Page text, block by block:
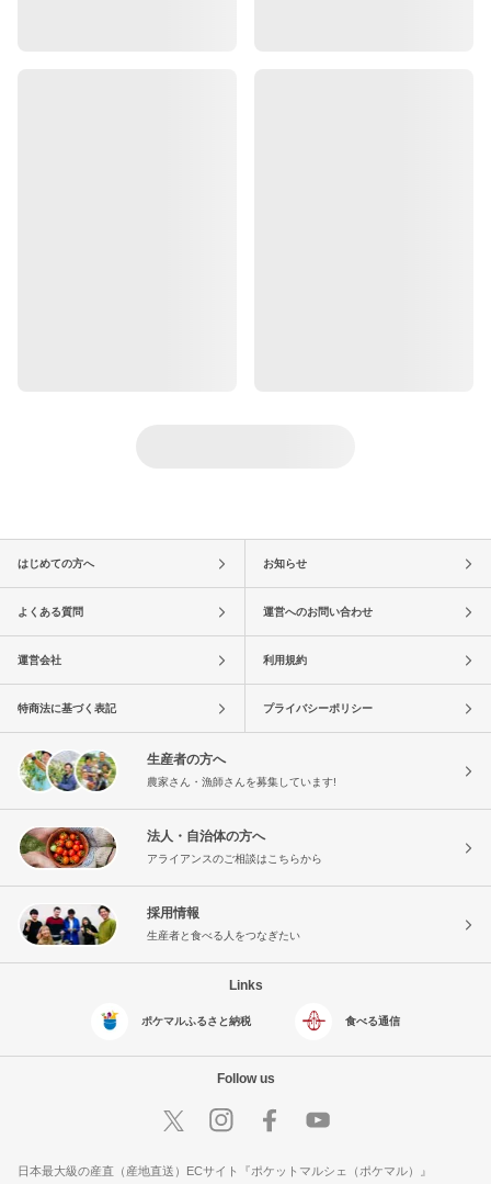
はじめての方へ お知らせ
よくある質問 運営へのお問い合わせ
運営会社 利用規約
特商法に基づく表記 プライバシーポリシー
生産者の方へ
農家さん・漁師さんを募集しています!
法人・自治体の方へ
アライアンスのご相談はこちらから
採用情報
生産者と食べる人をつなぎたい
Links
ポケマルふるさと納税 食べる通信
Follow us
日本最大級の産直（産地直送）ECサイト『ポケットマルシェ（ポケマル）』